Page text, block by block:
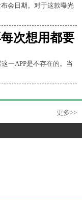
会日期。对于这款曝光
次想用都要
一APP是不存在的。当
更多>>